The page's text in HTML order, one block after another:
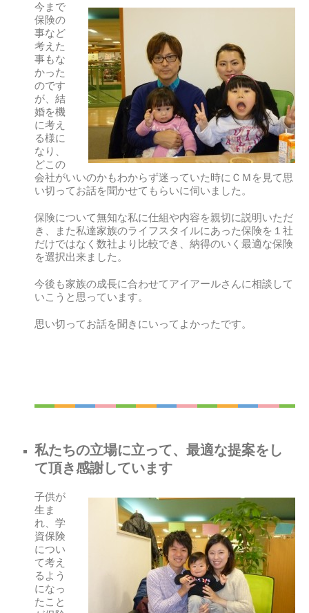
今まで
保険の
事など
考えた
事もな
かった
のです
が、結
婚を機
に考え
る様に
なり、
どこの
会社がいいのかもわからず迷っていた時にＣＭを見て思
い切ってお話を聞かせてもらいに伺いました。
保険について無知な私に仕組や内容を親切に説明いただ
き、また私達家族のライフスタイルにあった保険を１社
だけではなく数社より比較でき、納得のいく最適な保険
を選択出来ました。
今後も家族の成長に合わせてアイアールさんに相談して
いこうと思っています。
思い切ってお話を聞きにいってよかったです。
私たちの立場に立って、最適な提案をし
て頂き感謝しています
子供が
生ま
れ、学
資保険
につい
て考え
るよう
になっ
たこと